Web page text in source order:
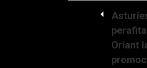
perafita
Oriant